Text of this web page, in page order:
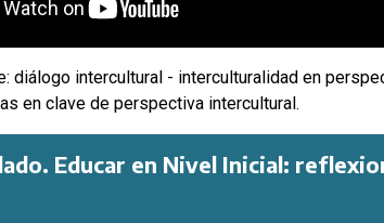
diálogo intercultural - interculturalidad en
en clave de perspectiva intercultural.
Educar en Nivel Inicial: